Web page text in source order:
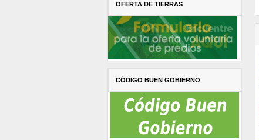
OFERTA DE TIERRAS
CÓDIGO BUEN GOBIERNO